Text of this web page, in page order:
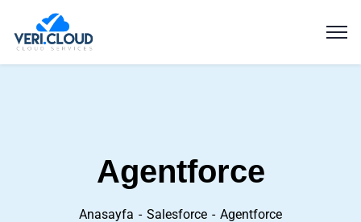
Agentforce
Anasayfa Salesforce Agentforce